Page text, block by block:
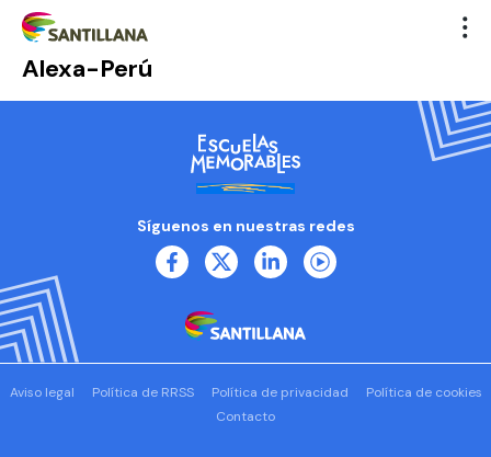
Alexa-Perú
Síguenos en nuestras redes
Aviso legal Política de RRSS Política de privacidad
Política de cookies
Contacto